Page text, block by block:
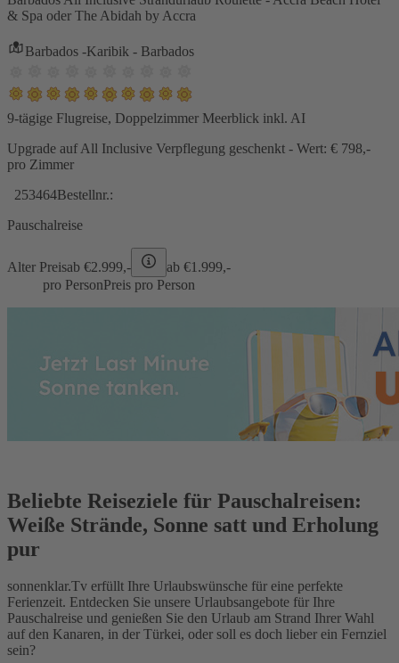
& Spa oder The Abidah by Accra
Barbados -Karibik - Barbados
9-tägige Flugreise, Doppelzimmer Meerblick inkl. AI
Upgrade auf All Inclusive Verpflegung geschenkt - Wert: € 798,-
pro Zimmer
253464Bestellnr.:
Pauschalreise
Alter Preisab €2.999,- ab €1.999,-
pro PersonPreis pro Person
Beliebte Reiseziele für Pauschalreisen:
Weiße Strände, Sonne satt und Erholung
pur
sonnenklar.Tv erfüllt Ihre Urlaubswünsche für eine perfekte
Ferienzeit. Entdecken Sie unsere Urlaubsangebote für Ihre
Pauschalreise und genießen Sie den Urlaub am Strand Ihrer Wahl
auf den Kanaren, in der Türkei, oder soll es doch lieber ein Fernziel
sein?